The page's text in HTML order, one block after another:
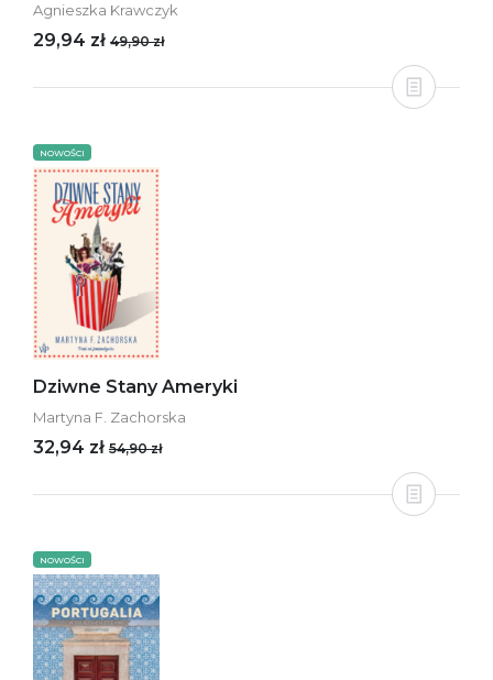
Agnieszka Krawczyk
29,94 zł 49,90 zł
NOWOŚCI
Dziwne Stany Ameryki
Martyna F. Zachorska
32,94 zł 54,90 zł
NOWOŚCI